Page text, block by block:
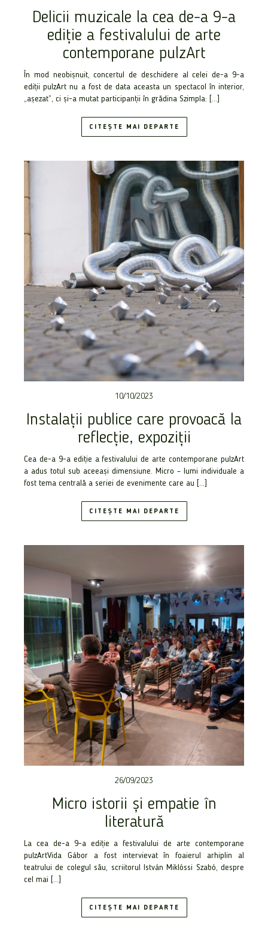
Delicii muzicale la cea de-a 9-a
ediție a festivalului de arte
contemporane pulzArt
În mod neobișnuit, concertul de deschidere al celei de-a 9-a
ediții pulzArt nu a fost de data aceasta un spectacol în interior,
„așezat”, ci și-a mutat participanții în grădina Szimpla: […]
CITEȘTE MAI DEPARTE
10/10/2023
Instalații publice care provoacă la
reflecție, expoziții
Cea de-a 9-a ediție a festivalului de arte contemporane pulzArt
a adus totul sub aceeași dimensiune. Micro – lumi individuale a
fost tema centrală a seriei de evenimente care au […]
CITEȘTE MAI DEPARTE
26/09/2023
Micro istorii și empatie în
literatură
La cea de-a 9-a ediție a festivalului de arte contemporane
pulzArtVida Gábor a fost intervievat în foaierul arhiplin al
teatrului de colegul său, scriitorul István Miklóssi Szabó, despre
cel mai […]
CITEȘTE MAI DEPARTE